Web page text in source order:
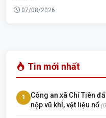
07/08/2026
Tin mới nhất
1
Công an xã Chí Tiên
nộp vũ khí, vật liệu nổ